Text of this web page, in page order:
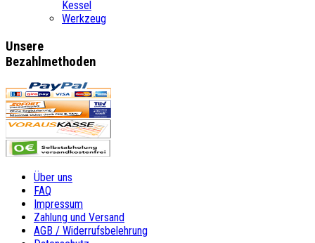
Kessel
Werkzeug
Unsere
Bezahlmethoden
Über uns
FAQ
Impressum
Zahlung und Versand
AGB / Widerrufsbelehrung